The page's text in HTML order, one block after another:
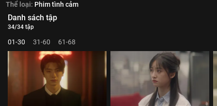
Thể loại: Phim tình cảm
Danh sách tập
34/34 tập
01-30 31-60 61-68